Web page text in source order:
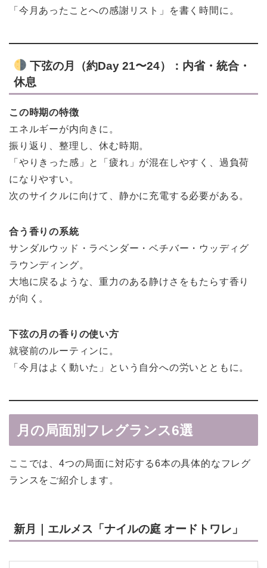
「今月あったことへの感謝リスト」を書く時間に。
下弦の月（約Day 21〜24）：内省・統合・
休息
この時期の特徴
エネルギーが内向きに。
振り返り、整理し、休む時期。
「やりきった感」と「疲れ」が混在しやすく、過負荷
になりやすい。
次のサイクルに向けて、静かに充電する必要がある。
合う香りの系統
サンダルウッド・ラベンダー・ベチバー・ウッディグ
ラウンディング。
大地に戻るような、重力のある静けさをもたらす香り
が向く。
下弦の月の香りの使い方
就寝前のルーティンに。
「今月はよく動いた」という自分への労いとともに。
月の局面別フレグランス6選
ここでは、4つの局面に対応する6本の具体的なフレグ
ランスをご紹介します。
新月｜エルメス「ナイルの庭 オードトワレ」